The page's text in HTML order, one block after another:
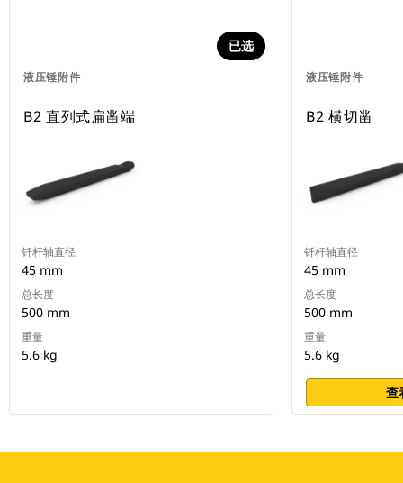
液压锤附件
已选
B2 直列式扁凿端
钎杆轴直径
45 mm
总长度
500 mm
重量
5.6 kg
液压锤附件
B2 横切凿
钎杆轴直径
45 mm
总长度
500 mm
重量
5.6 kg
查